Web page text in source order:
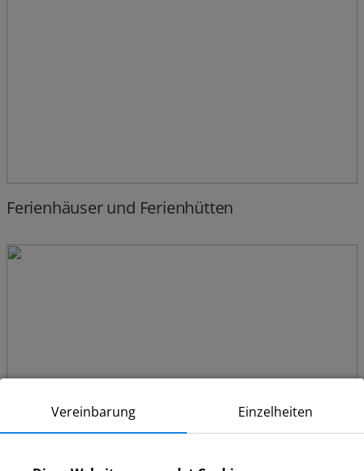
Ferienhäuser und Ferienhütten
Vereinbarung Einzelheiten